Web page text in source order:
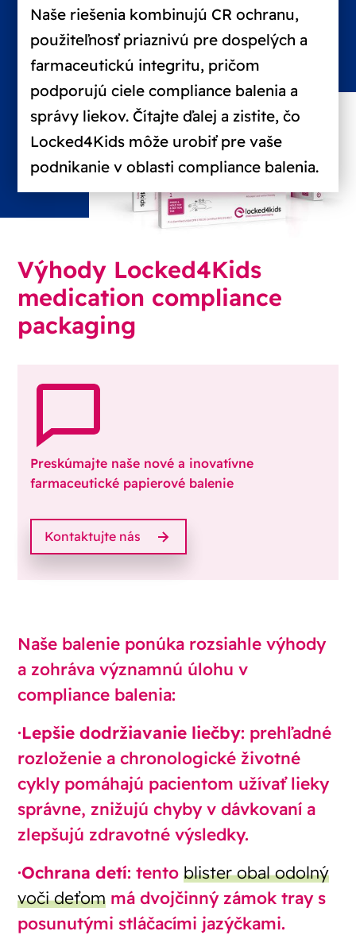
Naše riešenia kombinujú CR ochranu,
použiteľnosť priaznivú pre dospelých a
farmaceutickú integritu, pričom
podporujú ciele compliance balenia a
správy liekov. Čítajte ďalej a zistite, čo
Locked4Kids môže urobiť pre vaše
podnikanie v oblasti compliance balenia.
Výhody Locked4Kids
medication compliance
packaging
Preskúmajte naše nové a inovatívne
farmaceutické papierové balenie
Kontaktujte nás
Naše balenie ponúka rozsiahle výhody
a zohráva významnú úlohu v
compliance balenia:
·Lepšie dodržiavanie liečby: prehľadné
rozloženie a chronologické životné
cykly pomáhajú pacientom užívať lieky
správne, znižujú chyby v dávkovaní a
zlepšujú zdravotné výsledky.
·Ochrana detí: tentoblister obal odolný
voči deťom má dvojčinný zámok tray s
posunutými stláčacími jazýčkami.